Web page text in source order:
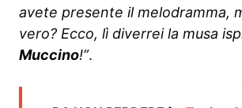
avete presente il melodramma,
vero? Ecco, lì diverrei la musa
Muccino!”.